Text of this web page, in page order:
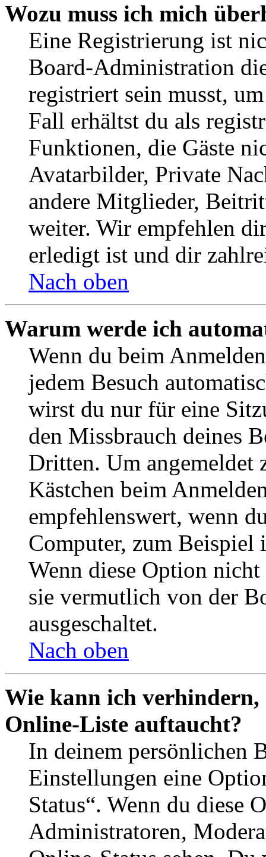
Wozu muss ich mich
Eine Registrierung ist
Board-Administration
registriert sein musst,
Fall erhältst du als
Funktionen, die Gäste
Avatarbilder, Private
andere Mitglieder,
weiter. Wir empfehlen
erledigt ist und dir
Nach oben
Warum werde ich
Wenn du beim
jedem Besuch
wirst du nur für eine
den Missbrauch deines
Dritten. Um angemeldet
Kästchen beim
empfehlenswert, wenn
Computer, zum Beispiel
Wenn diese Option
sie vermutlich von der
ausgeschaltet.
Nach oben
Wie kann ich verhindern,
Online-Liste auftaucht?
In deinem persönlichen
Einstellungen eine
Status“. Wenn du diese
Administratoren,